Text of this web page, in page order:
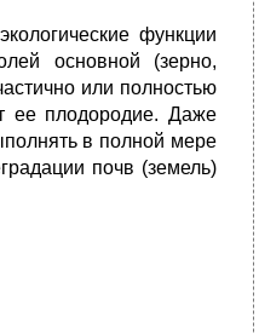
функции
основной (зерно,
или полностью
ее плодородие. Даже
в полной мере
почв (земель)